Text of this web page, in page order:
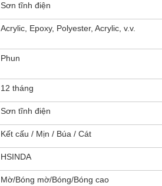
Sơn tĩnh điện
Acrylic, Epoxy, Polyester, Acrylic, v.v.
Phun
12 tháng
Sơn tĩnh điện
Kết cấu / Mịn / Búa / Cát
HSINDA
Mờ/Bóng mờ/Bóng/Bóng cao